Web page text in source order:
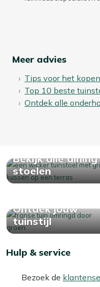
Meer advies
Tips voor het
Top 10 beste
Ontdek alle
Bekijk alle dining
stoelen
Ontdek jouw
tuinstijl
Hulp & service
Bezoek de